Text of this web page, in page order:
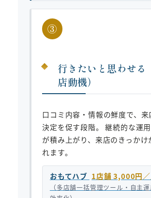
③
行きたいと思わせる
店動機）
口コミ内容・情報の鮮度で、来
決定を促す段階。 継続的な運
が積み上がり、来店のきっかけ
れます。
おもてハブ 1店舗 3,000円
（多店舗一括管理ツール・自主